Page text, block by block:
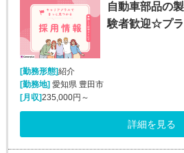
自動車部品の
験者歓迎☆プ
[勤務形態]紹介
[勤務地]愛知県 豊田市
[月収]235,000円～
詳細を見る